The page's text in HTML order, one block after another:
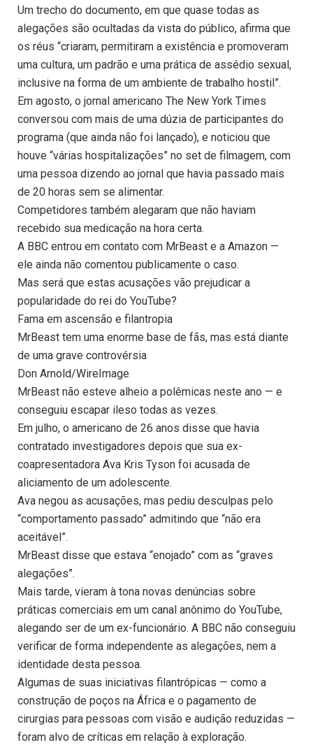
Um trecho do documento, em que quase todas as
alegações são ocultadas da vista do público, afirma que
os réus “criaram, permitiram a existência e promoveram
uma cultura, um padrão e uma prática de assédio sexual,
inclusive na forma de um ambiente de trabalho hostil”.
Em agosto, o jornal americano The New York Times
conversou com mais de uma dúzia de participantes do
programa (que ainda não foi lançado), e noticiou que
houve “várias hospitalizações” no set de filmagem, com
uma pessoa dizendo ao jornal que havia passado mais
de 20 horas sem se alimentar.
Competidores também alegaram que não haviam
recebido sua medicação na hora certa.
A BBC entrou em contato com MrBeast e a Amazon —
ele ainda não comentou publicamente o caso.
Mas será que estas acusações vão prejudicar a
popularidade do rei do YouTube?
Fama em ascensão e filantropia
MrBeast tem uma enorme base de fãs, mas está diante
de uma grave controvérsia
Don Arnold/WireImage
MrBeast não esteve alheio a polêmicas neste ano — e
conseguiu escapar ileso todas as vezes.
Em julho, o americano de 26 anos disse que havia
contratado investigadores depois que sua ex-
coapresentadora Ava Kris Tyson foi acusada de
aliciamento de um adolescente.
Ava negou as acusações, mas pediu desculpas pelo
“comportamento passado” admitindo que “não era
aceitável”.
MrBeast disse que estava “enojado” com as “graves
alegações”.
Mais tarde, vieram à tona novas denúncias sobre
práticas comerciais em um canal anônimo do YouTube,
alegando ser de um ex-funcionário. A BBC não conseguiu
verificar de forma independente as alegações, nem a
identidade desta pessoa.
Algumas de suas iniciativas filantrópicas — como a
construção de poços na África e o pagamento de
cirurgias para pessoas com visão e audição reduzidas —
foram alvo de críticas em relação à exploração.